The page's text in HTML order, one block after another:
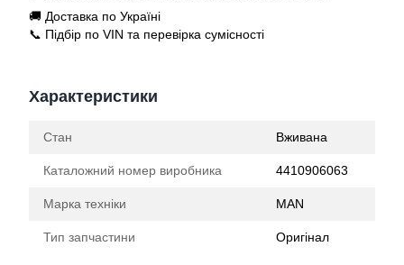
🚚 Доставка по Україні
📞 Підбір по VIN та перевірка сумісності
Характеристики
Стан Вживана
Каталожний номер виробника 4410906063
Марка техніки MAN
Тип запчастини Оригінал